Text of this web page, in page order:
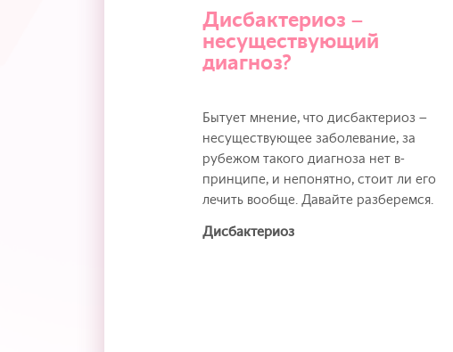
Дисбактериоз –
несуществующий
диагноз?
Бытует мнение, что дисбактериоз –
несуществующее заболевание, за
рубежом такого диагноза нет в-
принципе, и непонятно, стоит ли его
лечить вообще. Давайте разберемся.
Дисбактериоз